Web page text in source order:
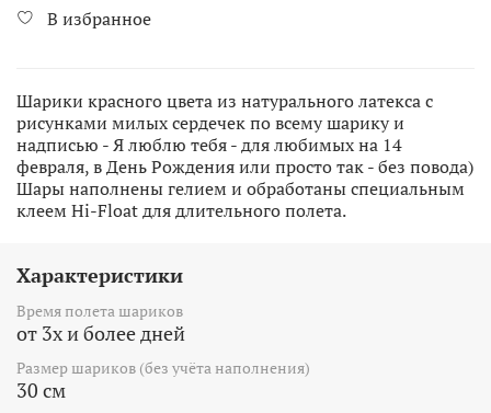
В избранное
Шарики красного цвета из натурального латекса с
рисунками милых сердечек по всему шарику и
надписью - Я люблю тебя - для любимых на 14
февраля, в День Рождения или просто так - без повода)
Шары наполнены гелием и обработаны специальным
клеем Hi-Float для длительного полета.
Характеристики
Время полета шариков
от 3х и более дней
Размер шариков (без учёта наполнения)
30 см